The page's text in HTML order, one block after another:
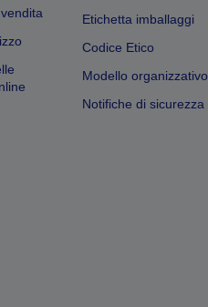
Etichetta imballaggi
Codice Etico
Modello organizzativo
Notifiche di sicurezza